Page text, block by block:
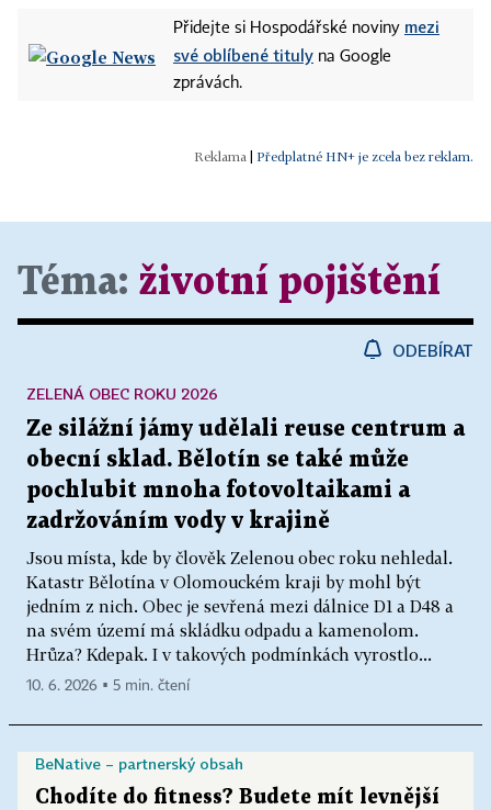
Přidejte si Hospodářské noviny mezi
své oblíbené tituly na Google
zprávách.
Předplatné HN+ je zcela bez reklam.
Téma: životní pojištění
ODEBÍRAT
Ze silážní jámy udělali reuse centrum a
obecní sklad. Bělotín se také může
pochlubit mnoha fotovoltaikami a
zadržováním vody v krajině
Jsou místa, kde by člověk Zelenou obec roku nehledal.
Katastr Bělotína v Olomouckém kraji by mohl být
jedním z nich. Obec je sevřená mezi dálnice D1 a D48 a
na svém území má skládku odpadu a kamenolom.
Hrůza? Kdepak. I v takových podmínkách vyrostlo...
ZELENÁ OBEC ROKU 2026
10. 6. 2026 ▪ 5 min. čtení
BeNative – partnerský obsah
Chodíte do fitness? Budete mít levnější